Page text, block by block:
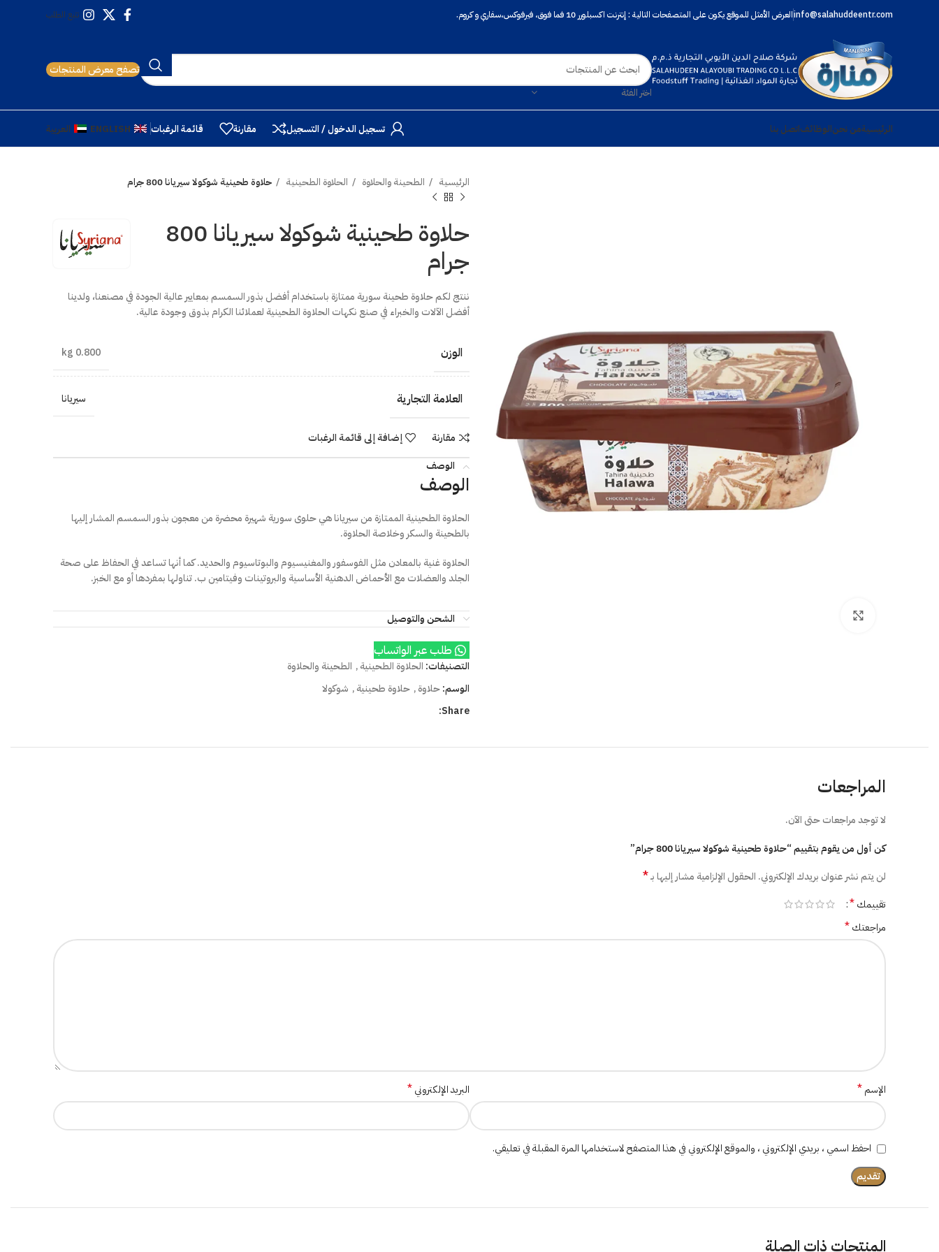
info@salahuddeentr.comالعرض الأمثل للموقع يكون على المتصفحات التالية : إنترنت اكسبلورر 10 فما فوق، فيرفوكس،سفاري و كروم. تتبع الطلب
اختر الفئة
تصفح معرض المنتجات
الرئيسيةمن نحنالوظائفاتصل بنا تسجيل الدخول / التسجيل مقارنة قائمة الرغبات ENGLISH العربية
الرئيسية الطحينة والحلاوة الحلاوة الطحينية حلاوة طحينية شوكولا سيريانا 800 جرام
حلاوة طحينية شوكولا سيريانا 800
جرام
ننتج لكم حلاوة طحينة سورية ممتازة باستخدام أفضل بذور السمسم بمعايير عالية الجودة في مصنعنا، ولدينا
أفضل الآلات والخبراء في صنع نكهات الحلاوة الطحينية لعملائنا الكرام بذوق وجودة عالية.
الوزن 0.800 kg
العلامة التجارية سيريانا
مقارنة
إضافة إلى قائمة الرغبات
الوصف
الوصف
الحلاوة الطحينية الممتازة من سيريانا هي حلوى سورية شهيرة محضرة من معجون بذور السمسم المشار إليها
بالطحينة والسكر وخلاصة الحلاوة.
الحلاوة غنية بالمعادن مثل الفوسفور والمغنيسيوم والبوتاسيوم والحديد. كما أنها تساعد في الحفاظ على صحة
الجلد والعضلات مع الأحماض الدهنية الأساسية والبروتينات وفيتامين ب. تناولها بمفردها أو مع الخبز.
الشحن والتوصيل
طلب عبر الواتساب
التصنيفات: الحلاوة الطحينية, الطحينة والحلاوة
الوسم:حلاوة, حلاوة طحينية, شوكولا
Share:
المراجعات
لا توجد مراجعات حتى الآن.
كن أول من يقوم بتقييم “حلاوة طحينية شوكولا سيريانا 800 جرام”
لن يتم نشر عنوان بريدك الإلكتروني. الحقول الإلزامية مشار إليها بـ*
تقييمك*
مراجعتك*
الإسم* البريد الإلكتروني*
احفظ اسمي ، بريدي الإلكتروني ، والموقع الإلكتروني في هذا المتصفح لاستخدامها المرة المقبلة في تعليقي.
المنتجات ذات الصلة